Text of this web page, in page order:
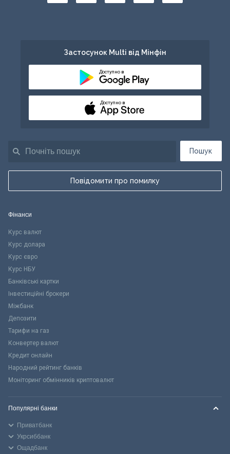
Пошук
Повідомити про помилку
Застосунок Multi від Мінфін
Доступно в
Доступно в
Фінанси
Курс валют
Курс долара
Курс євро
Курс НБУ
Банківські картки
Інвестиційні брокери
Міжбанк
Депозити
Тарифи на газ
Конвертер валют
Кредит онлайн
Народний рейтинг банків
Моніторинг обмінників криптовалют
Популярні банки
Приватбанк
Укрсиббанк
Ощадбанк